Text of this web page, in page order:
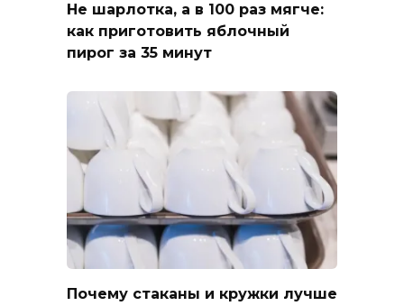
Не шарлотка, а в 100 раз мягче:
как приготовить яблочный
пирог за 35 минут
Почему стаканы и кружки лучше